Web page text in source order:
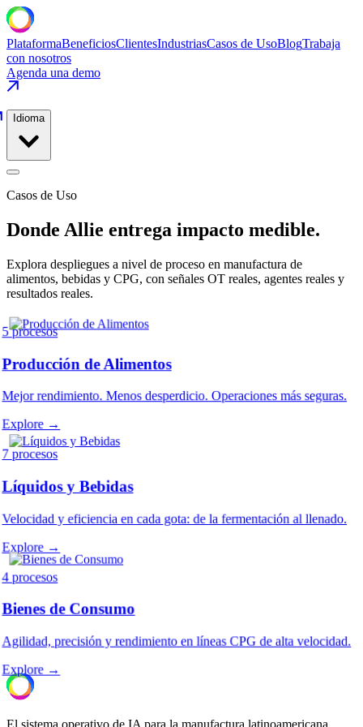
PlataformaBeneficiosClientesIndustriasCasos de UsoBlogTrabaja
con nosotros
Agenda una demo
Idioma
Casos de Uso
Donde Allie entrega impacto medible.
Explora despliegues a nivel de proceso en manufactura de
alimentos, bebidas y CPG, con señales OT reales, agentes reales y
resultados reales.
5 procesos
Producción de Alimentos
Mejor rendimiento. Menos desperdicio. Operaciones más seguras.
Explore →
7 procesos
Líquidos y Bebidas
Velocidad y eficiencia en cada gota: de la fermentación al llenado.
Explore →
4 procesos
Bienes de Consumo
Agilidad, precisión y rendimiento en líneas CPG de alta velocidad.
Explore →